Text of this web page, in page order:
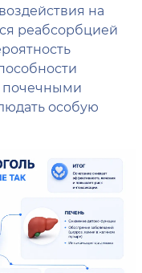
на
реабсорбцией
почечными
особую